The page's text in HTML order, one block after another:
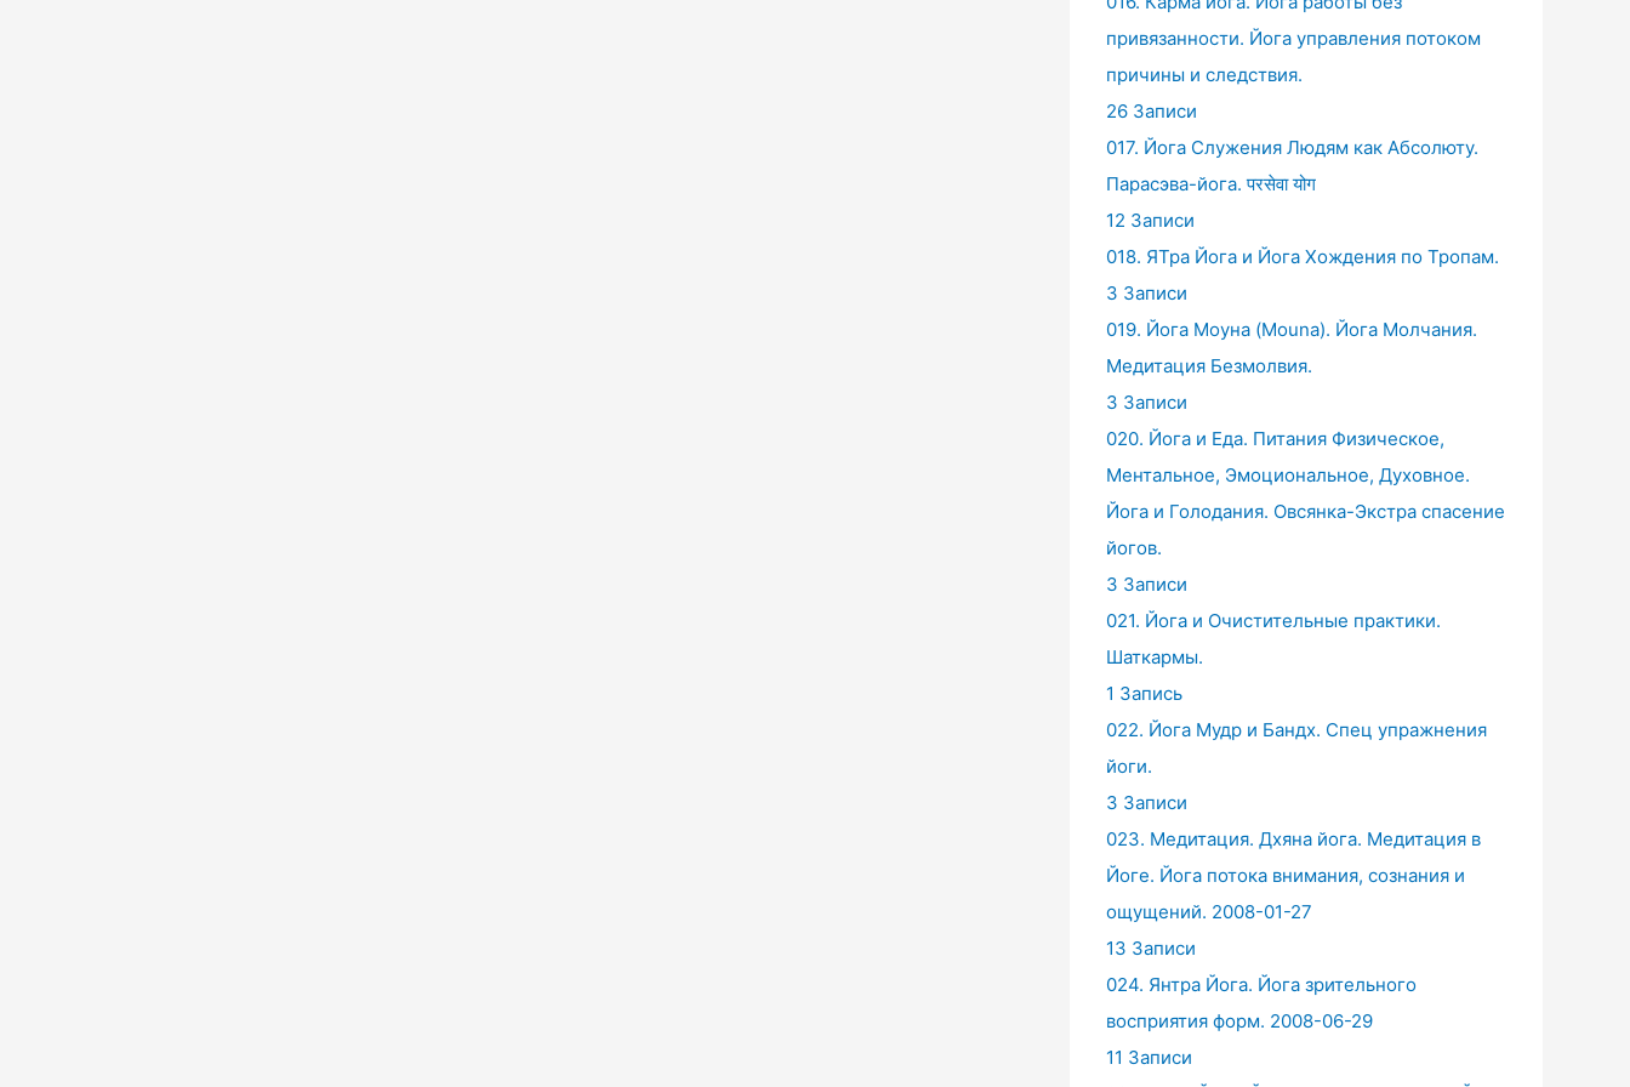
привязанности. Йога управления потоком
причины и следствия.
26 Записи
017. Йога Служения Людям как Абсолюту.
Парасэва-йога. परसेवा योग
12 Записи
018. ЯТра Йога и Йога Хождения по Тропам.
3 Записи
019. Йога Моуна (Mouna). Йога Молчания.
Медитация Безмолвия.
3 Записи
020. Йога и Еда. Питания Физическое,
Ментальное, Эмоциональное, Духовное.
Йога и Голодания. Овсянка-Экстра спасение
йогов.
3 Записи
021. Йога и Очистительные практики.
Шаткармы.
1 Запись
022. Йога Мудр и Бандх. Спец упражнения
йоги.
3 Записи
023. Медитация. Дхяна йога. Медитация в
Йоге. Йога потока внимания, сознания и
ощущений. 2008-01-27
13 Записи
024. Янтра Йога. Йога зрительного
восприятия форм. 2008-06-29
11 Записи